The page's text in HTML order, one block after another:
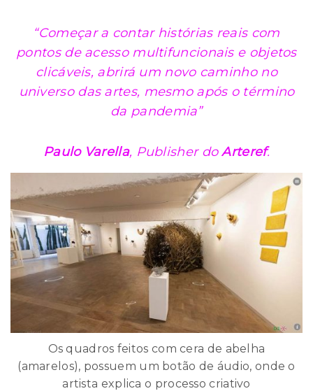
“Começar a contar histórias reais com
pontos de acesso multifuncionais e objetos
clicáveis, abrirá um novo caminho no
universo das artes, mesmo após o término
da pandemia”
Paulo Varella, Publisher doArteref.
Os quadros feitos com cera de abelha
(amarelos), possuem um botão de áudio, onde o
artista explica o processo criativo